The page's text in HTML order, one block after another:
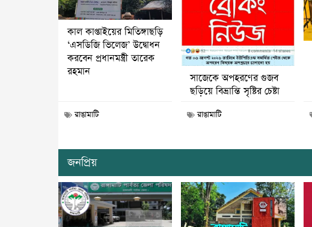
কাল কাপ্তাইয়ের মিতিঙ্গাছড়ি
‘এসডিজি ভিলেজ’ উদ্বোধন
করবেন প্রধানমন্ত্রী তারেক
রহমান
রাঙামাটি
সাজেকে অপহরণের গুজব
ছড়িয়ে বিভ্রান্তি সৃষ্টির চেষ্টা
রাঙামাটি
জনপ্রিয়